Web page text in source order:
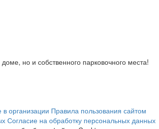
но и собственного парковочного места!
организации Правила пользования сайтом
Согласие на обработку персональных данных